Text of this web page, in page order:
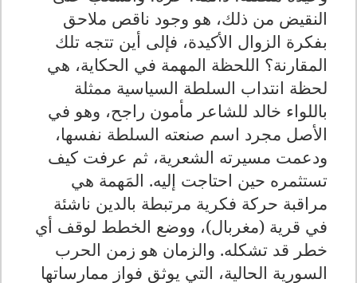
النقيض من ذلك، هو وجود ناقص ملاحق
بفكرة الزوال الأكيدة، فإلى أين تتجه تلك
المقارنة؟ اللحظة المهمة في الحكاية، هي
لحظة انتداب السلطة السياسية ممثلة
باللواء خالد للشاعر مأمون راجح، وهو في
الأصل مجرد اسم صنعته السلطة نفسها،
ودعمت مسيرته الشعرية، ثم عرفت كيف
تستثمره حين احتاجت إليه. المَهمة هي
مراقبة حركة فكرية مرتبطة بالدين ناشئة
في قرية (مغربال)، ووضع الخطط لوقف أي
خطر قد تشكله. والزمان هو زمن الحرب
السورية الحالية، التي يوثق فواز ممارساتها